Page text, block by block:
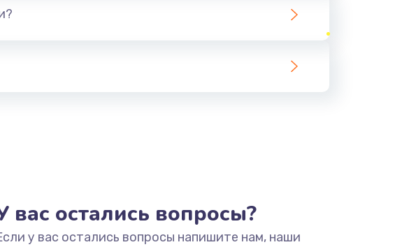
вас остались вопросы?
у вас остались вопросы напишите нам, наши